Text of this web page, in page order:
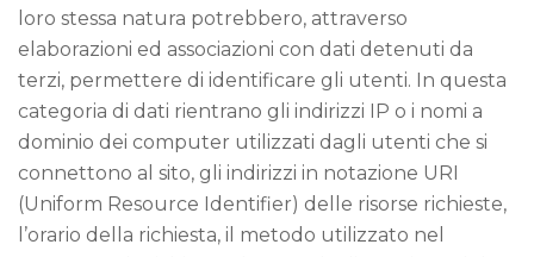
loro stessa natura potrebbero, attraverso
elaborazioni ed associazioni con dati detenuti da
terzi, permettere di identificare gli utenti. In questa
categoria di dati rientrano gli indirizzi IP o i nomi a
dominio dei computer utilizzati dagli utenti che si
connettono al sito, gli indirizzi in notazione URI
(Uniform Resource Identifier) delle risorse richieste,
l’orario della richiesta, il metodo utilizzato nel